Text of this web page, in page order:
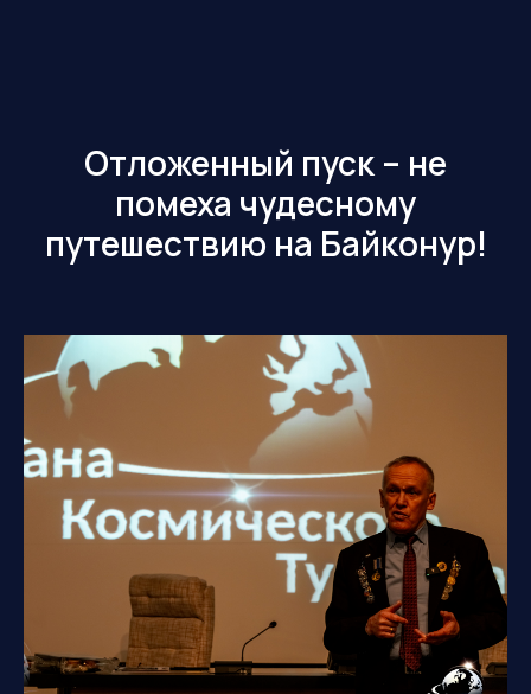
Отложенный пуск – не
помеха чудесному
путешествию на Байконур!